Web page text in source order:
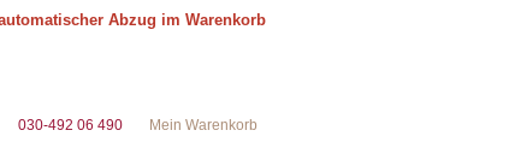
Abzug im Warenkorb
Mein Warenkorb
030-492 06 490